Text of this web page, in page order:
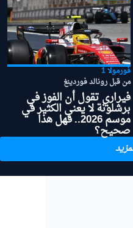
فورمولا 1
من قبل رونالد فوردينغ
فيراري تقول أن الفوز في
برشلونة لا يعني الكثير في
موسم 2026.. فهل هذا
صحيح؟